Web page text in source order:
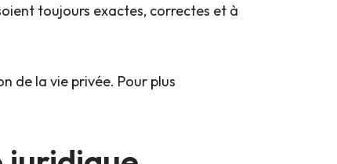
toujours exactes, correctes et à
de la vie privée. Pour plus